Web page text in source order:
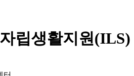
립생활지원